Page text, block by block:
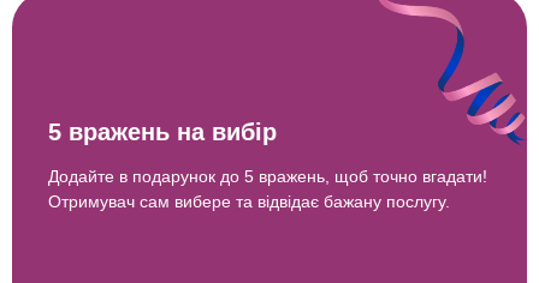
5 вражень на вибір
Додайте в подарунок до 5 вражень, щоб точно вгадати!
Отримувач сам вибере та відвідає бажану послугу.